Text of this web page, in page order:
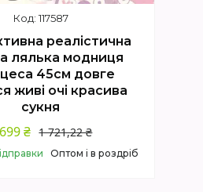
117587
реалістична
лялька модниця
45см довге
живі очі красива
сукня
1 721,22 ₴
₴
Оптом і в роздріб